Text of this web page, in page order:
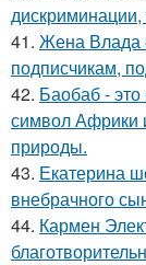
41. Жена Влада
подписчикам,
42. Баобаб - это
символ Африки
природы.
43. Екатерина
внебрачного
44. Кармен